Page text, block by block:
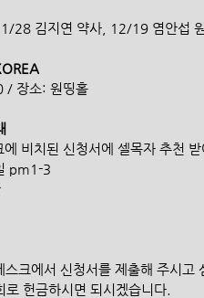
11/28 김지연 약사, 12/19 염안섭
/ 장소: 원띵홀
크에 비치된 신청서에 셀목자 추천
일 pm1-3
크에서 신청서를 제출해 주시고
로 헌금하시면 되시겠습니다.